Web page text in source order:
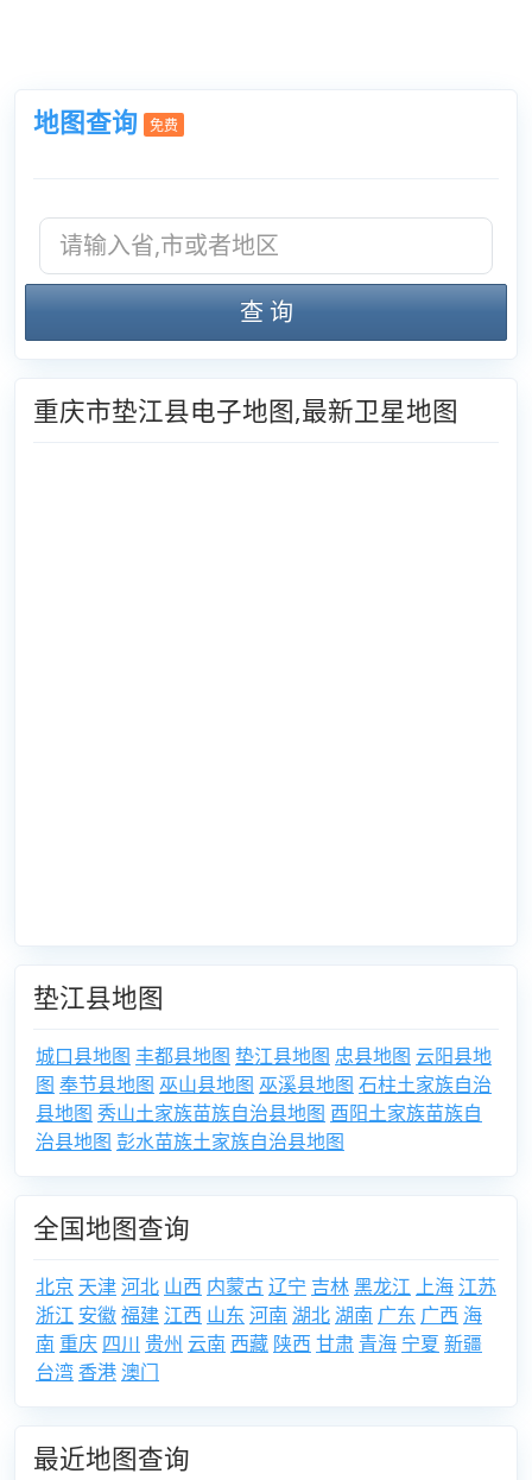
地图查询 免费
查 询
重庆市垫江县电子地图,最新卫星地图
垫江县地图
城口县地图 丰都县地图 垫江县地图 忠县地图 云阳县地
图 奉节县地图 巫山县地图 巫溪县地图 石柱土家族自治
县地图 秀山土家族苗族自治县地图 酉阳土家族苗族自
治县地图 彭水苗族土家族自治县地图
全国地图查询
北京 天津河北 山西 内蒙古辽宁 吉林黑龙江 上海 江苏
浙江 安徽福建 江西 山东 河南 湖北湖南 广东 广西 海
南 重庆 四川 贵州 云南 西藏 陕西 甘肃 青海 宁夏 新疆
台湾 香港 澳门
最近地图查询